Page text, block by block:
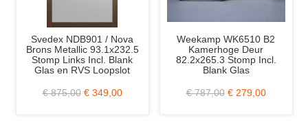
Svedex NDB901 / Nova
Brons Metallic 93.1x232.5
Stomp Links Incl. Blank
Glas en RVS Loopslot
€ 875,00 € 349,00
Weekamp WK6510 B2
Kamerhoge Deur
82.2x265.3 Stomp Incl.
Blank Glas
€ 787,00 € 279,00